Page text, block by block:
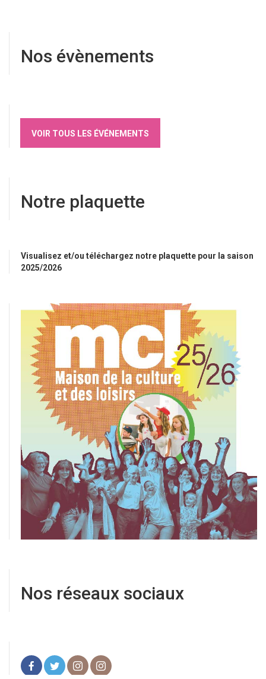
Nos évènements
VOIR TOUS LES ÉVÉNEMENTS
Notre plaquette
Visualisez et/ou téléchargez notre plaquette pour la saison
2025/2026
Nos réseaux sociaux